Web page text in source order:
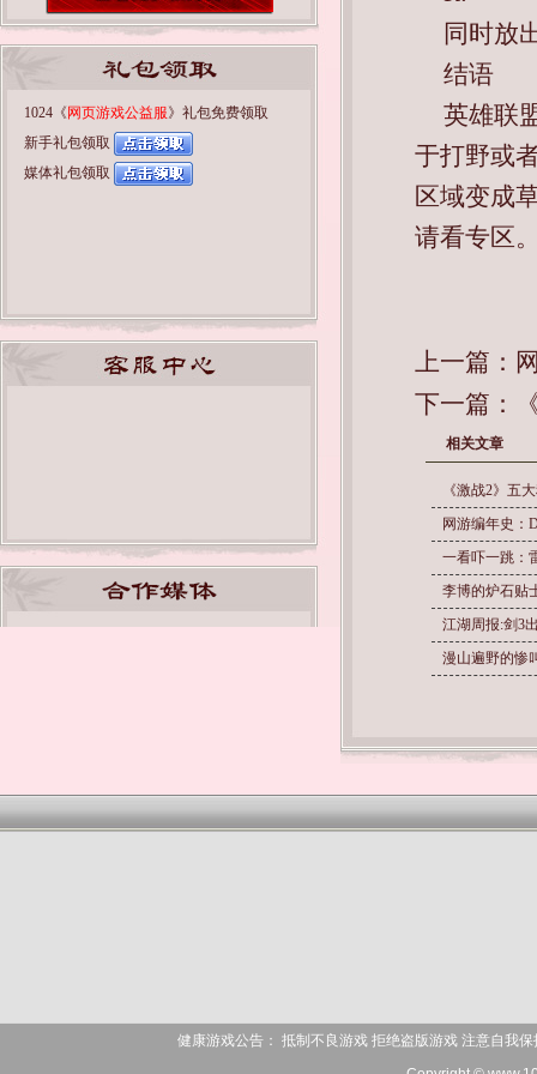
1024《 网页游戏公益服》礼包免费领取
新手礼包领取
媒体礼包领取
同时放
结语
英雄联
于打野或
区域变成
请看专区
上一篇：
下一篇：
相关文章
《激战2》五
网游编年史：
一看吓一跳：
李博的炉石贴
江湖周报:剑3
漫山遍野的惨
健康游戏公告： 抵制不良游戏 拒绝盗版游戏 注意自我